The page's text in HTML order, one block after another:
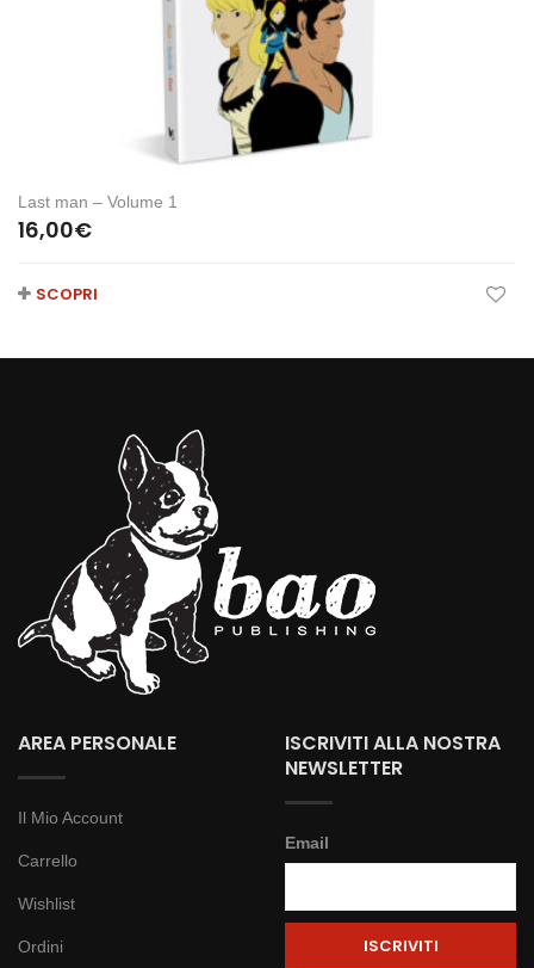
Last man – Volume 1
16,00€
SCOPRI
AREA PERSONALE
Il Mio Account
Carrello
Wishlist
Ordini
ISCRIVITI ALLA NOSTRA
NEWSLETTER
Email